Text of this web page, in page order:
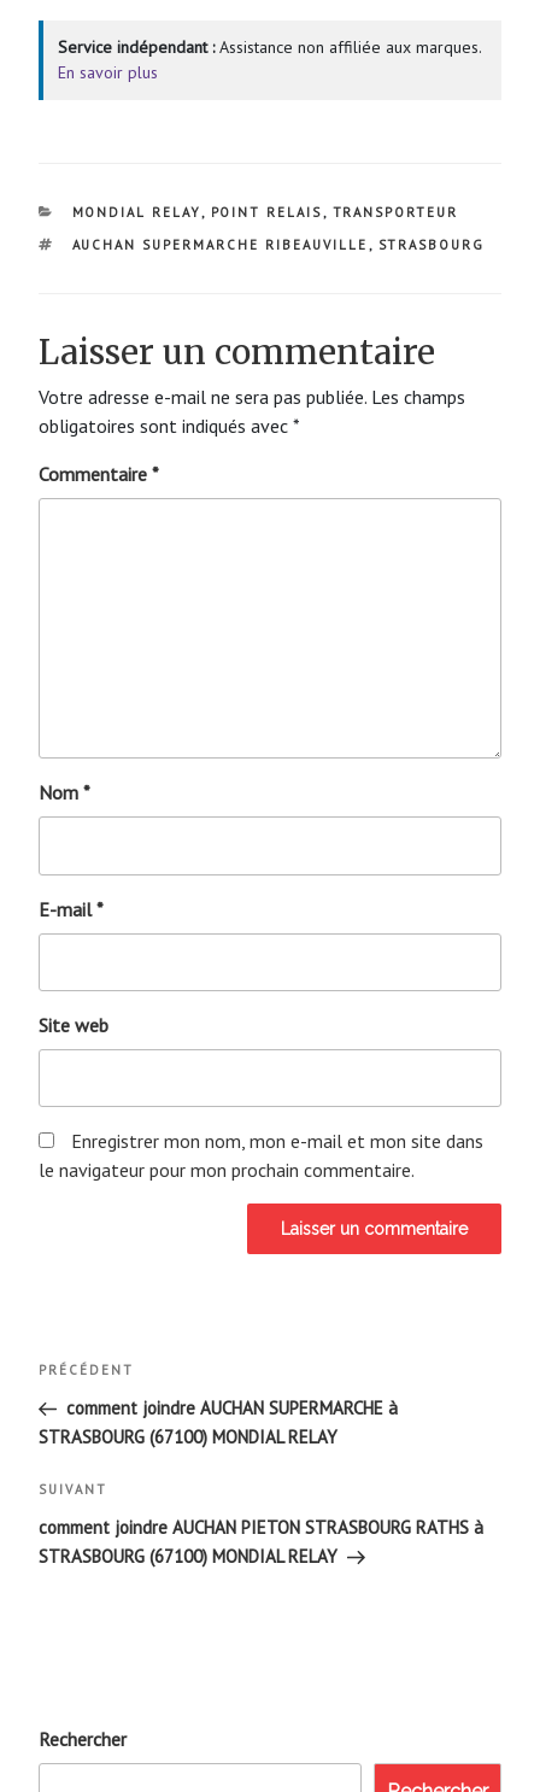
Service indépendant :Assistance non affiliée aux marques.
En savoir plus
CATÉGORIES
MONDIAL RELAY , POINT RELAIS , TRANSPORTEUR
ÉTIQUETTES
AUCHAN SUPERMARCHE RIBEAUVILLE , STRASBOURG
Laisser un commentaire
Votre adresse e-mail ne sera pas publiée. Les champs
obligatoires sont indiqués avec *
Commentaire *
Nom *
E-mail*
Site web
Enregistrer mon nom, mon e-mail et mon site dans
le navigateur pour mon prochain commentaire.
Navigation
de
l’article
Article
précédent
PRÉCÉDENT
comment joindre AUCHAN SUPERMARCHE à
STRASBOURG (67100) MONDIAL RELAY
Article
suivant
SUIVANT
comment joindre AUCHAN PIETON STRASBOURG RATHS à
STRASBOURG (67100) MONDIAL RELAY
Rechercher